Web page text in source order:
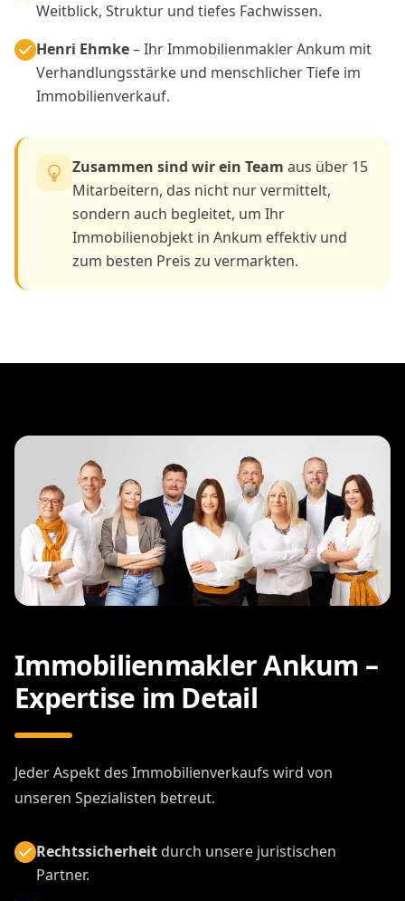
Weitblick, Struktur und tiefes Fachwissen.
Henri Ehmke– Ihr Immobilienmakler Ankum mit
Verhandlungsstärke und menschlicher Tiefe im
Immobilienverkauf.
Zusammen sind wir ein Team aus über 15
Mitarbeitern, das nicht nur vermittelt,
sondern auch begleitet, um Ihr
Immobilienobjekt in Ankum effektiv und
zum besten Preis zu vermarkten.
Immobilienmakler Ankum –
Expertise im Detail
Jeder Aspekt des Immobilienverkaufs wird von
unseren Spezialisten betreut.
Rechtssicherheitdurch unsere juristischen
Partner.